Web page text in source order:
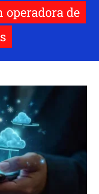
operadora de